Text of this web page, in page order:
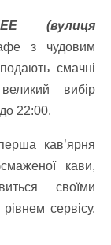
(вулиця
з чудовим
смачні
вибір
22:00.
кав’ярня
кави,
своїми
сервісу.